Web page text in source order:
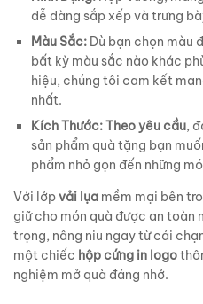
dễ dàng sắp xếp và trưng
Màu Sắc: Dù bạn chọn màu
bất kỳ màu sắc nào khác
hiệu, chúng tôi cam kết
nhất.
Kích Thước:Theo yêu cầu,
sản phẩm quà tặng bạn
phẩm nhỏ gọn đến những
Với lớpvải lụa mềm mại bên
giữ cho món quà được an toàn
trọng, nâng niu ngay từ cái
một chiếc hộp cứng in logo
nghiệm mở quà đáng nhớ.